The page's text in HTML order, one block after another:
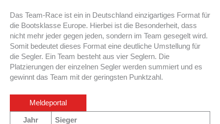
Das Team-Race ist ein in Deutschland einzigartiges Format für
die Bootsklasse Europe. Hierbei ist die Besonderheit, dass
nicht mehr jeder gegen jeden, sondern im Team gesegelt wird.
Somit bedeutet dieses Format eine deutliche Umstellung für
die Segler. Ein Team besteht aus vier Seglern. Die
Platzierungen der einzelnen Segler werden summiert und es
gewinnt das Team mit der geringsten Punktzahl.
Meldeportal
Jahr Sieger